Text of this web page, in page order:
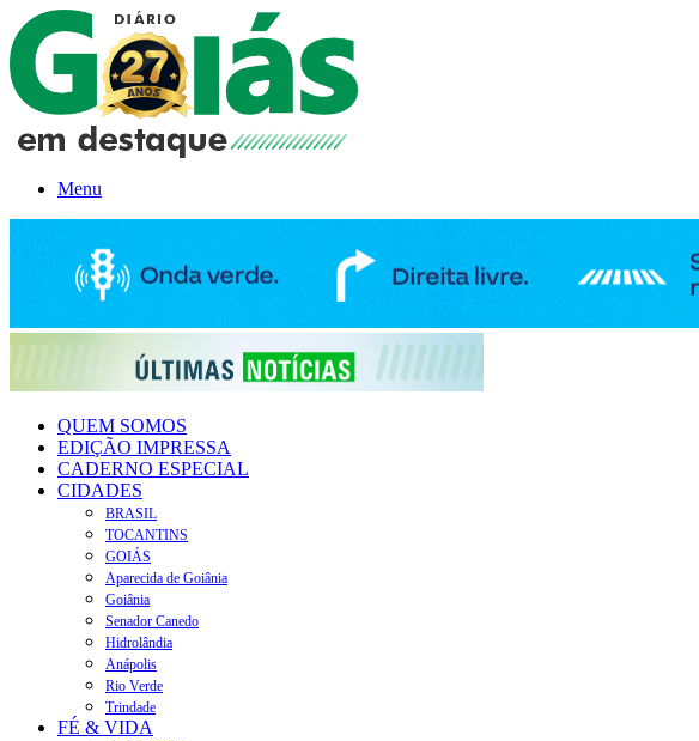
Menu
QUEM SOMOS
EDIÇÃO IMPRESSA
CADERNO ESPECIAL
CIDADES
BRASIL
TOCANTINS
GOIÁS
Aparecida de Goiânia
Goiânia
Senador Canedo
Hidrolândia
Anápolis
Rio Verde
Trindade
FÉ & VIDA